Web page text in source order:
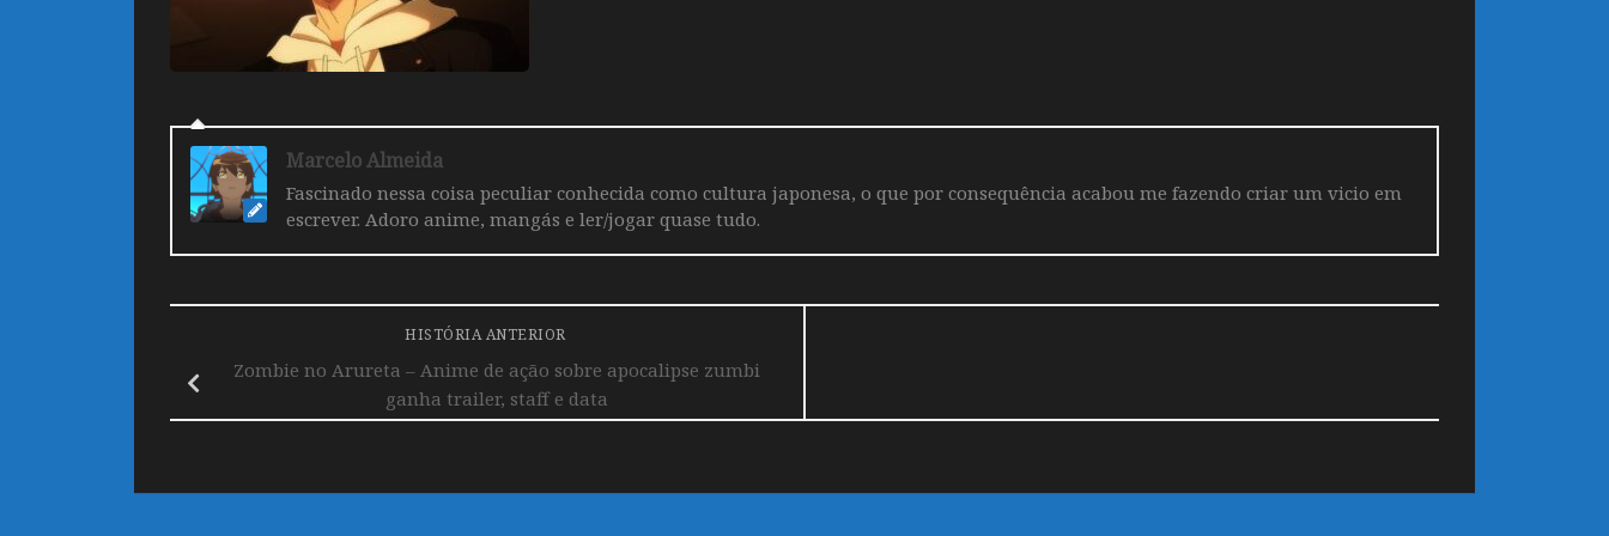
Marcelo Almeida
Fascinado nessa coisa peculiar conhecida como cultura japonesa, o que por consequência acabou me fazendo criar um vicio em
escrever. Adoro anime, mangás e ler/jogar quase tudo.
HISTÓRIA ANTERIOR
Zombie no Arureta – Anime de ação sobre apocalipse zumbi
ganha trailer, staff e data